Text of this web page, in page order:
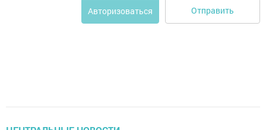
Авторизоваться Отправить